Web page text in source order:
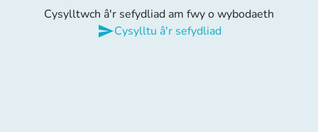
Cysylltwch â'r sefydliad am fwy o wybodaeth
sendCysylltu â'r sefydliad